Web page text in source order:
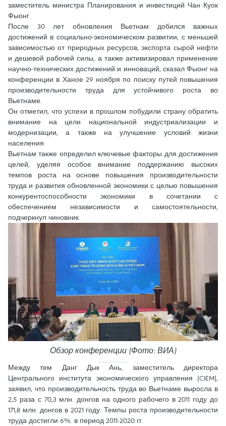
заместитель министра Планирования и инвестиций Чан Куок
Фыонг.
После 30 лет обновления Вьетнам добился важных
достижений в социально-экономическом развитии, с меньшей
зависимостью от природных ресурсов, экспорта сырой нефти
и дешевой рабочей силы, а также активизировал применение
научно-технических достижений и инноваций, сказал Фыонг на
конференции в Ханое 29 ноября по поиску путей повышения
производительности труда для устойчивого роста во
Вьетнаме.
Он отметил, что успехи в прошлом побудили страну обратить
внимание на цели национальной индустриализации и
модернизации, а также на улучшение условий жизни
населения.
Вьетнам также определил ключевые факторы для достижения
целей, уделяя особое внимание поддержанию высоких
темпов роста на основе повышения производительности
труда и развития обновленной экономики с целью повышения
конкурентоспособности экономики в сочетании с
обеспечением независимости и самостоятельности,
подчеркнул чиновник.
Обзор конференции (Фото: ВИА)
Между тем Данг Дык Ань, заместитель директора
Центрального института экономического управления (CIEM),
заявил, что производительность труда во Вьетнаме выросла в
2,5 раза с 70,3 млн. донгов на одного рабочего в 2011 году до
171,8 млн. донгов в 2021 году. Темпы роста производительности
труда достигли 6%. в период 2011-2020 гг.